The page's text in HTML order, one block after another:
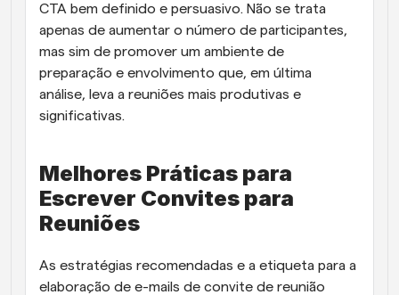
CTA bem definido e persuasivo. Não se trata
apenas de aumentar o número de participantes,
mas sim de promover um ambiente de
preparação e envolvimento que, em última
análise, leva a reuniões mais produtivas e
significativas.
Melhores Práticas para
Escrever Convites para
Reuniões
As estratégias recomendadas e a etiqueta para a
elaboração de e-mails de convite de reunião